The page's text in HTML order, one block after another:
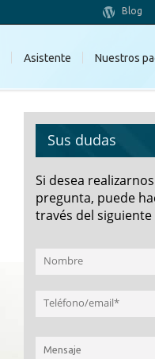
Blog
Asistente Nuestros
Sus dudas
Si desea
pregunta, puede
través del